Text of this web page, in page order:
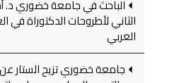
الباحث في جامعة خضوري د.
الثاني لأطروحات الدكتوراة في
العربي
جامعة خضوري تزيح الستار